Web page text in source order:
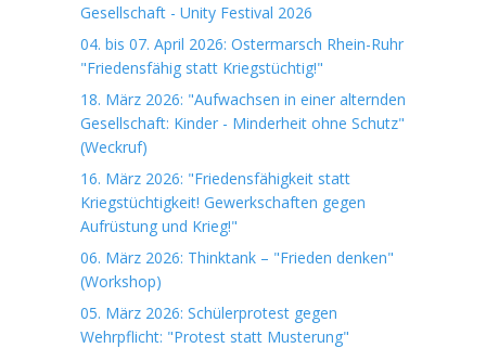
Gesellschaft - Unity Festival 2026
04. bis 07. April 2026: Ostermarsch Rhein-Ruhr
"Friedensfähig statt Kriegstüchtig!"
18. März 2026: "Aufwachsen in einer alternden
Gesellschaft: Kinder - Minderheit ohne Schutz"
(Weckruf)
16. März 2026: "Friedensfähigkeit statt
Kriegstüchtigkeit! Gewerkschaften gegen
Aufrüstung und Krieg!"
06. März 2026: Thinktank – "Frieden denken"
(Workshop)
05. März 2026: Schülerprotest gegen
Wehrpflicht: "Protest statt Musterung"